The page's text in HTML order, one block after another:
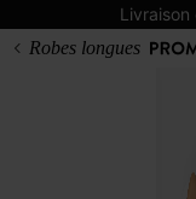
Robes longues